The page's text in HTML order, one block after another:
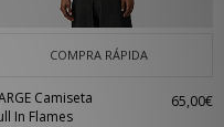
COMPRA RÁPIDA
Camiseta
In Flames
65,00€